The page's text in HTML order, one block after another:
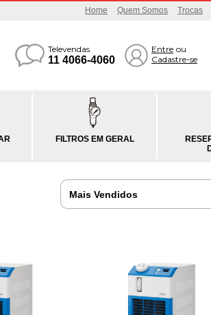
Home Quem Somos Trocas
Televendas
11 4066-4060
Entre ou
Cadastre-se
FILTROS EM GERAL